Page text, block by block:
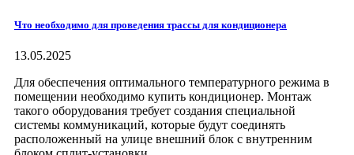
Что необходимо для проведения трассы для кондиционера
13.05.2025
Для обеспечения оптимального температурного режима в
помещении необходимо купить кондиционер. Монтаж
такого оборудования требует создания специальной
системы коммуникаций, которые будут соединять
расположенный на улице внешний блок с внутренним